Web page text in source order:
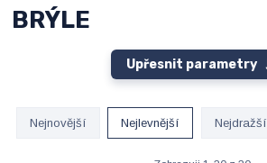
BRÝLE
Upřesnit parametry
Nejnovější Nejlevnější Nejdražší